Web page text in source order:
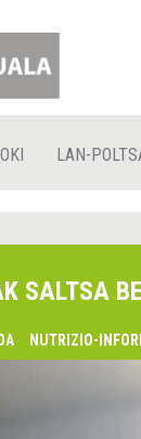
LAN-
SALTSA
NUTRIZIO-